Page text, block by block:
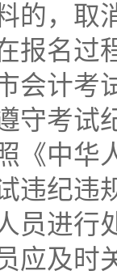
的，取
报名过
会计考
守考
《中华
违纪违
员进行
应及